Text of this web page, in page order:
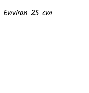
Environ 25 cm